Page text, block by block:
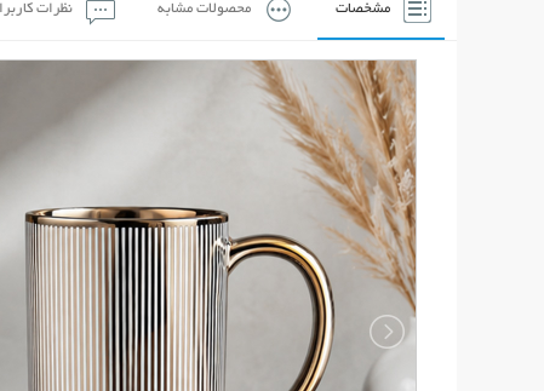
مشخصات محصولات مشابه نظرات